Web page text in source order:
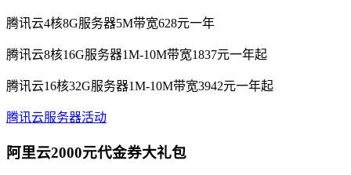
腾讯云4核8G服务器5M带宽628元一年
腾讯云8核16G服务器1M-10M带宽1837元一年起
腾讯云16核32G服务器1M-10M带宽3942元一年起
腾讯云服务器活动
阿里云2000元代金券大礼包